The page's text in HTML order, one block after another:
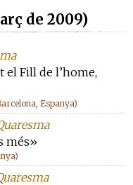
de 2009)
el Fill de l’home,
Espanya)
més»